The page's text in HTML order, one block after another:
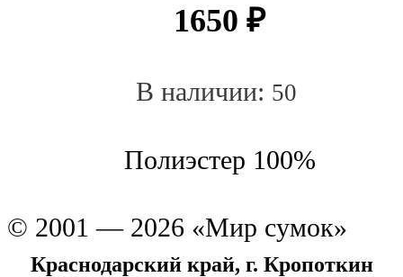
1650 ₽
В наличии: 50
Полиэстер 100%
© 2001 — 2026 «Мир сумок»
Краснодарский край, г. Кропоткин